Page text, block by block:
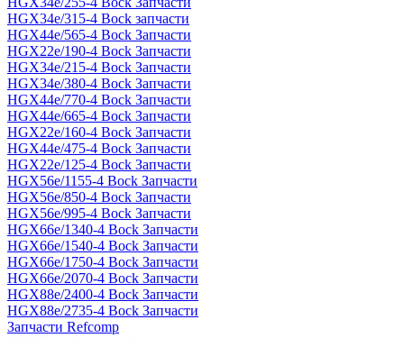
HGX34e/315-4 Bock запчасти
HGX44e/565-4 Bock Запчасти
HGX22e/190-4 Bock Запчасти
HGX34e/215-4 Bock Запчасти
HGX34e/380-4 Bock Запчасти
HGX44e/770-4 Bock Запчасти
HGX44e/665-4 Bock Запчасти
HGX22e/160-4 Bock Запчасти
HGX44e/475-4 Bock Запчасти
HGX22e/125-4 Bock Запчасти
HGX56e/1155-4 Bock Запчасти
HGX56e/850-4 Bock Запчасти
HGX56e/995-4 Bock Запчасти
HGX66e/1340-4 Bock Запчасти
HGX66e/1540-4 Bock Запчасти
HGX66e/1750-4 Bock Запчасти
HGX66e/2070-4 Bock Запчасти
HGX88e/2400-4 Bock Запчасти
HGX88e/2735-4 Bock Запчасти
Запчасти Refcomp